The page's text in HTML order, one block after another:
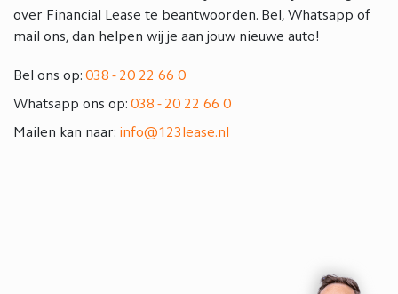
over Financial Lease te beantwoorden. Bel, Whatsapp of
mail ons, dan helpen wij je aan jouw nieuwe auto!
Bel ons op: 038 - 20 22 66 0
Whatsapp ons op: 038 - 20 22 66 0
Mailen kan naar: info@123lease.nl